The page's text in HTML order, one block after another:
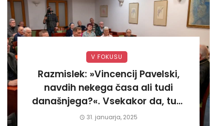
V FOKUSU
Razmislek: »Vincencij Pavelski,
navdih nekega časa ali tudi
današnjega?«. Vsekakor da, tudi
današnjega«
31. januarja, 2025